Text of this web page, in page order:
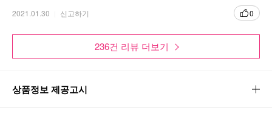
2021.01.30 신고하기 0
236건 리뷰 더보기
상품정보 제공고시